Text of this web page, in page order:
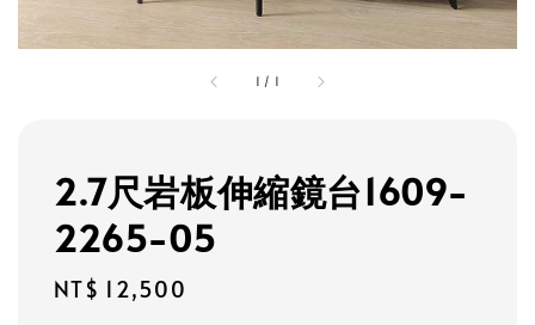
1 / 1
2.7尺岩板伸縮鏡台1609-
2265-05
Regular
NT$ 12,500